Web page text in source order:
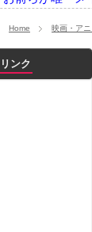
抽選は1万人
倉綾音(32)、
】水谷豊の息
】サナが佐藤
石破首相 大敗
色盲にはグレ
刃 無限城編』
Home 映画・ア
ンク